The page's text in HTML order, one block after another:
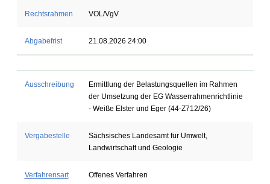
Rechtsrahmen VOL/VgV
Abgabefrist 21.08.2026 24:00
Ausschreibung
Ermittlung der Belastungsquellen im Rahmen
der Umsetzung der EG Wasserrahmenrichtlinie
- Weiße Elster und Eger (44-Z712/26)
Vergabestelle
Sächsisches Landesamt für Umwelt,
Landwirtschaft und Geologie
Verfahrensart Offenes Verfahren